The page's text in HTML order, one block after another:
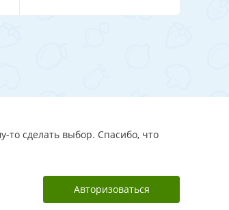
то сделать выбор. Спасибо, что
Авторизоваться